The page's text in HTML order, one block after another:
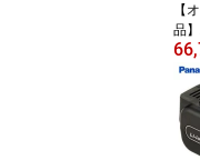
【
品
ル
タ
の
付
は
【